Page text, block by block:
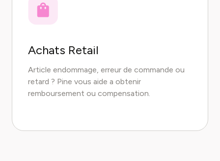
Achats Retail
Article endommage, erreur de commande ou
retard ? Pine vous aide a obtenir
remboursement ou compensation.